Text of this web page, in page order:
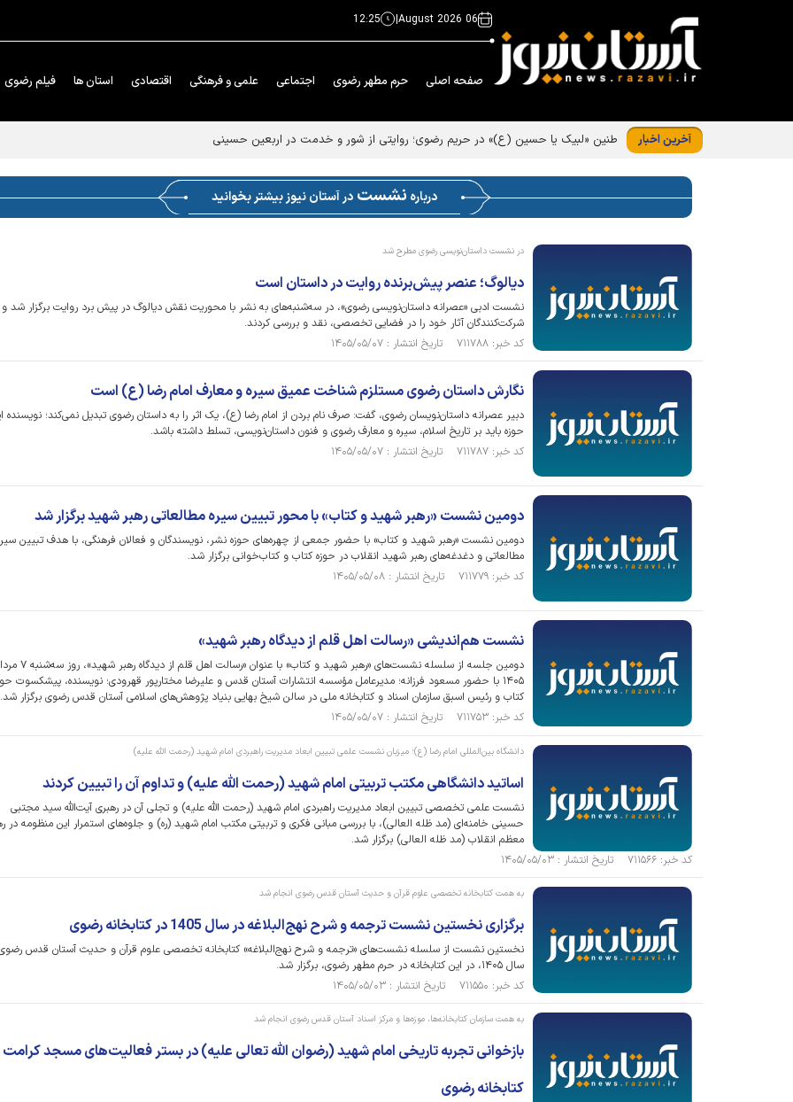
06 August 2026
|
12:25
صفحه اصلی حرم مطهر رضوی اجتماعی علمی و فرهنگی اقتصادی استان ها فیلم رضوی
آخرین اخبار طنین «لبیک یا حسین (ع)» در حریم رضوی؛ روایتی از شور و خدمت در اربعین حسینی
درباره نشست در آستان نیوز بیشتر بخوانید
در نشست داستان‌نویسی رضوی مطرح شد
دیالوگ؛ عنصر پیش‌برنده روایت در داستان است
نشست ادبی «عصرانه داستان‌نویسی رضوی»، در سه‌شنبه‌های به نشر با محوریت نقش دیالوگ در پیش برد روایت برگزار شد و
شرکت‌کنندگان آثار خود را در فضایی تخصصی، نقد و بررسی کردند.
کد خبر: ۷۱۱۷۸۸ تاریخ انتشار : ۱۴۰۵/۰۵/۰۷
نگارش داستان رضوی مستلزم شناخت عمیق سیره و معارف امام رضا (ع) است
دبیر عصرانه داستان‌نویسان رضوی، گفت: صرف نام بردن از امام رضا (ع)، یک اثر را به داستان رضوی تبدیل نمی‌کند؛ نویسنده
حوزه باید بر تاریخ اسلام، سیره و معارف رضوی و فنون داستان‌نویسی، تسلط داشته باشد.
کد خبر: ۷۱۱۷۸۷ تاریخ انتشار : ۱۴۰۵/۰۵/۰۷
دومین نشست «رهبر شهید و کتاب» با محور تبیین سیره مطالعاتی رهبر شهید برگزار شد
دومین نشست «رهبر شهید و کتاب» با حضور جمعی از چهره‌های حوزه نشر، نویسندگان و فعالان فرهنگی، با هدف تبیین
مطالعاتی و دغدغه‌های رهبر شهید انقلاب در حوزه کتاب و کتاب‌خوانی برگزار شد.
کد خبر: ۷۱۱۷۷۹ تاریخ انتشار : ۱۴۰۵/۰۵/۰۸
نشست هم‌اندیشی «رسالت اهل قلم از دیدگاه رهبر شهید»
دومین جلسه از سلسله نشست‌های «رهبر شهید و کتاب» با عنوان «رسالت اهل قلم
۱۴۰۵ با حضور مسعود فرزانه؛ مدیرعامل مؤسسه انتشارات آستان قدس و علیرضا مختارپور قهرودی؛ نویسنده، پیشکسوت
کتاب و رئیس اسبق سازمان اسناد و کتابخانه ملی در سالن شیخ بهایی بنیاد پژوهش‌های اسلامی آستان قدس رضوی برگزار شد.
کد خبر: ۷۱۱۷۵۳ تاریخ انتشار : ۱۴۰۵/۰۵/۰۷
دانشگاه بین‌المللی امام رضا (ع)؛ میزبان نشست علمی تبیین ابعاد مدیریت راهبردی امام شهید (رحمت الله علیه)
اساتید دانشگاهی مکتب تربیتی امام شهید (رحمت الله علیه) و تداوم آن را تبیین کردند
نشست علمی تخصصی تبیین ابعاد مدیریت راهبردی امام شهید (رحمت الله علیه) و تجلی آن در رهبری آیت‌الله سید مجتبی
حسینی خامنه‌ای (مد ظله العالی)، با بررسی مبانی فکری و تربیتی مکتب امام شهید (ره) و جلوه‌های استمرار این منظومه در
معظم انقلاب (مد ظله العالی) برگزار شد.
کد خبر: ۷۱۱۵۶۶ تاریخ انتشار : ۱۴۰۵/۰۵/۰۳
به همت کتابخانه تخصصی علوم قرآن و حدیث آستان قدس رضوی انجام شد
برگزاری نخستین نشست ترجمه و شرح نهج‌البلاغه در سال 1405 در کتابخانه رضوی
نخستین نشست از سلسله نشست‌های «ترجمه و شرح نهج‌البلاغه» کتابخانه تخصصی علوم قرآن و حدیث آستان قدس
سال ۱۴۰۵، در این کتابخانه در حرم مطهر رضوی، برگزار شد.
کد خبر: ۷۱۱۵۵۰ تاریخ انتشار : ۱۴۰۵/۰۵/۰۳
به همت سازمان کتابخانه‌ها، موزه‌ها و مرکز اسناد آستان قدس رضوی انجام شد
بازخوانی تجربه تاریخی امام شهید (رضوان الله تعالی علیه) در بستر فعالیت‌های مسجد کرامت
کتابخانه رضوی